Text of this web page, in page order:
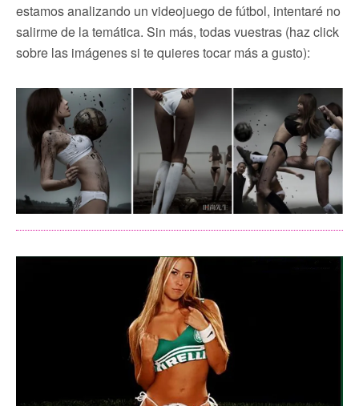
estamos analizando un videojuego de fútbol, intentaré no
salirme de la temática. Sin más, todas vuestras (haz click
sobre las imágenes si te quieres tocar más a gusto):